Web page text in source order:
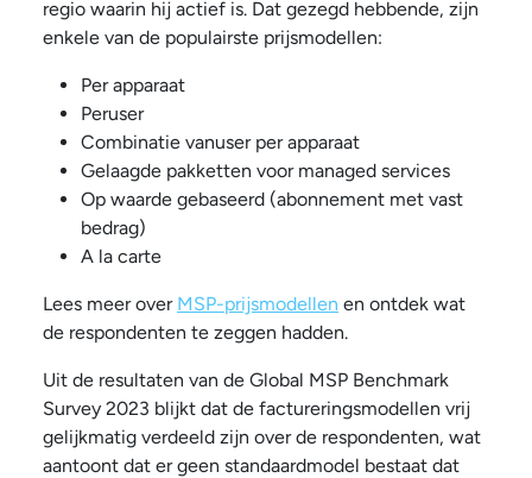
regio waarin hij actief is. Dat gezegd hebbende, zijn
enkele van de populairste prijsmodellen:
Per apparaat
Peruser
Combinatie vanuser per apparaat
Gelaagde pakketten voor managed services
Op waarde gebaseerd (abonnement met vast
bedrag)
A la carte
Lees meer over MSP-prijsmodellen en ontdek wat
de respondenten te zeggen hadden.
Uit de resultaten van de Global MSP Benchmark
Survey 2023 blijkt dat de factureringsmodellen vrij
gelijkmatig verdeeld zijn over de respondenten, wat
aantoont dat er geen standaardmodel bestaat dat